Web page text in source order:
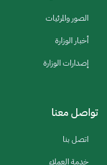
الصور والمرئيات
أخبار الوزارة
إصدارات الوزارة
تواصل معنا
اتصل بنا
خدمة العملاء